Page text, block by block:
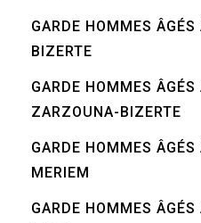
GARDE HOMMES
BIZERTE
GARDE HOMMES
ZARZOUNA-BIZERTE
GARDE HOMMES
MERIEM
GARDE HOMMES